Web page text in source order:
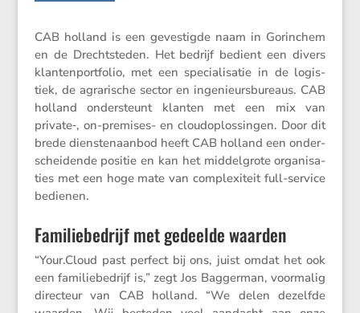
CAB holland is een geves­tigde naam in Gorin­chem
en de Drecht­steden. Het bedrijf bedient een divers
klanten­port­folio, met een speci­a­li­satie in de logis­
tiek, de agrari­sche sector en ingeni­eurs­bu­reaus. CAB
holland onder­steunt klanten met een mix van
private‑, on-premises- en cloud­op­los­singen. Door dit
brede diensten­aanbod heeft CAB holland een onder­
schei­dende positie en kan het middel­grote organi­sa­
ties met een hoge mate van complexi­teit full-service
bedienen.
Familiebedrijf met gedeelde waarden
“Your​.Cloud past perfect bij ons, juist omdat het ook
een familie­be­drijf is,” zegt Jos Baggerman, voormalig
direc­teur van CAB holland. “We delen dezelfde